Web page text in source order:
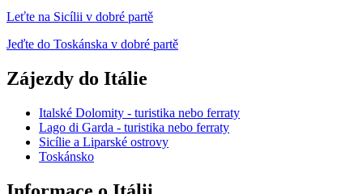
Leťte na Sicílii v dobré partě
Jeďte do Toskánska v dobré partě
Zájezdy do Itálie
Italské Dolomity - turistika nebo ferraty
Lago di Garda - turistika nebo ferraty
Sicílie a Liparské ostrovy
Toskánsko